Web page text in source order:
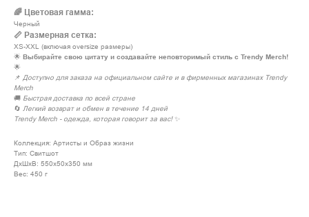
🌈 Цветовая гамма:
Черный
📏 Размерная сетка:
XS-XXL (включая oversize размеры)
🌟 Выбирайте свою цитату и создавайте неповторимый стиль с Trendy Merch!
🌟
📌 Доступно для заказа на официальном сайте и в фирменных магазинах Trendy
Merch
🚚 Быстрая доставка по всей стране
🔄 Легкий возврат и обмен в течение 14 дней
Trendy Merch - одежда, которая говорит за вас!✨
Коллекция: Артисты и Образ жизни
Тип: Свитшот
ДxШxВ: 550x50x350 мм
Вес: 450 г